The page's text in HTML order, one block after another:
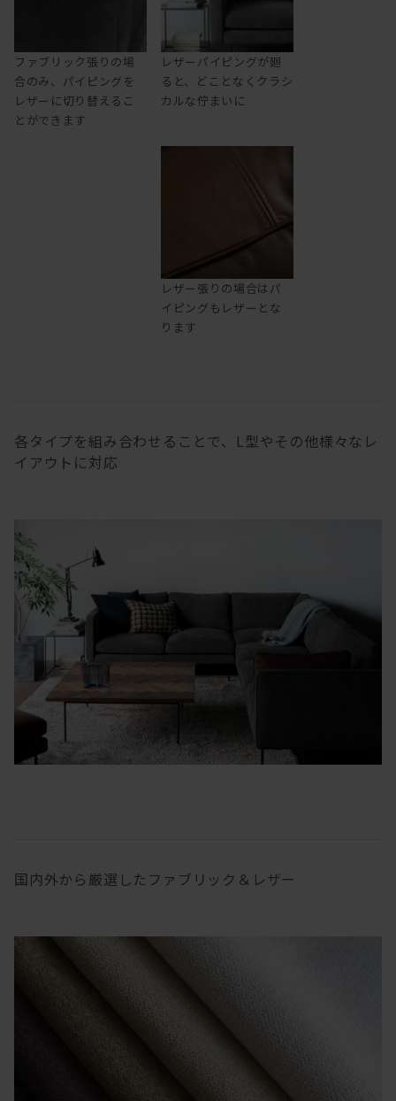
ファブリック張りの場
合のみ、パイピングを
レザーに切り替えるこ
とができます
レザーパイピングが廻
ると、どことなくクラシ
カルな佇まいに
レザー張りの場合はパ
イピングもレザーとな
ります
各タイプを組み合わせることで、L型やその他様々なレ
イアウトに対応
国内外から厳選したファブリック＆レザー